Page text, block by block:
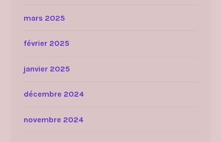
mars 2025
février 2025
janvier 2025
décembre 2024
novembre 2024